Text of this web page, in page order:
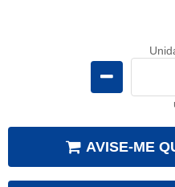
AVISE-ME